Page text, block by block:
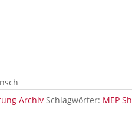
Archiv Schlagwörter: MEP